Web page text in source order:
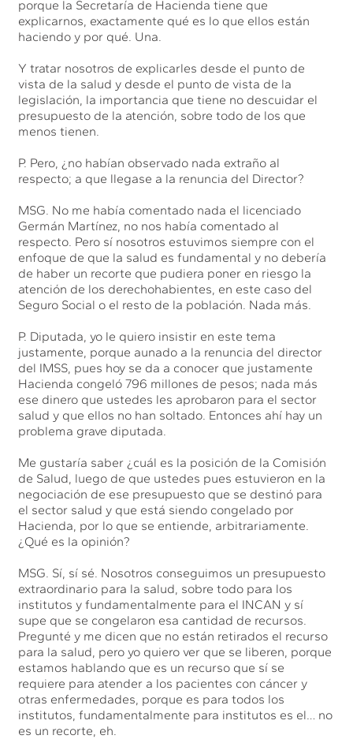
porque la Secretaría de Hacienda tiene que
explicarnos, exactamente qué es lo que ellos están
haciendo y por qué. Una.
Y tratar nosotros de explicarles desde el punto de
vista de la salud y desde el punto de vista de la
legislación, la importancia que tiene no descuidar el
presupuesto de la atención, sobre todo de los que
menos tienen.
P. Pero, ¿no habían observado nada extraño al
respecto; a que llegase a la renuncia del Director?
MSG. No me había comentado nada el licenciado
Germán Martínez, no nos había comentado al
respecto. Pero sí nosotros estuvimos siempre con el
enfoque de que la salud es fundamental y no debería
de haber un recorte que pudiera poner en riesgo la
atención de los derechohabientes, en este caso del
Seguro Social o el resto de la población. Nada más.
P. Diputada, yo le quiero insistir en este tema
justamente, porque aunado a la renuncia del director
del IMSS, pues hoy se da a conocer que justamente
Hacienda congeló 796 millones de pesos; nada más
ese dinero que ustedes les aprobaron para el sector
salud y que ellos no han soltado. Entonces ahí hay un
problema grave diputada.
Me gustaría saber ¿cuál es la posición de la Comisión
de Salud, luego de que ustedes pues estuvieron en la
negociación de ese presupuesto que se destinó para
el sector salud y que está siendo congelado por
Hacienda, por lo que se entiende, arbitrariamente.
¿Qué es la opinión?
MSG. Sí, sí sé. Nosotros conseguimos un presupuesto
extraordinario para la salud, sobre todo para los
institutos y fundamentalmente para el INCAN y sí
supe que se congelaron esa cantidad de recursos.
Pregunté y me dicen que no están retirados el recurso
para la salud, pero yo quiero ver que se liberen, porque
estamos hablando que es un recurso que sí se
requiere para atender a los pacientes con cáncer y
otras enfermedades, porque es para todos los
institutos, fundamentalmente para institutos es el… no
es un recorte, eh.